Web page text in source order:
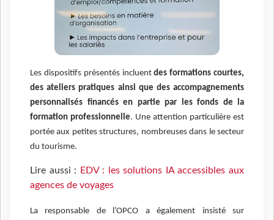
Les dispositifs présentés incluentdes formations courtes,
des ateliers pratiques ainsi que des accompagnements
personnalisés financés en partie par les fonds de la
formation professionnelle. Une attention particulière est
portée aux petites structures, nombreuses dans le secteur
du tourisme.
Lire aussi :
EDV : les solutions IA accessibles aux
agences de voyages
La responsable de l’OPCO a également insisté sur